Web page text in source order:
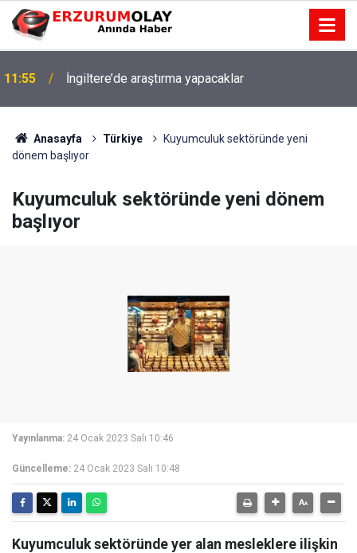
11:55 İngiltere’de araştırma yapacaklar
Anasayfa Türkiye
Kuyumculuk sektöründe yeni
dönem başlıyor
Kuyumculuk sektöründe yeni dönem
başlıyor
Yayınlanma: 24 Ocak 2023 Salı 10:46
Güncelleme: 24 Ocak 2023 Salı 10:48
Kuyumculuk sektöründe yer alan mesleklere ilişkin